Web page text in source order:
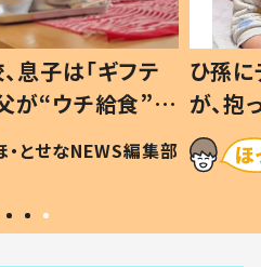
息子は「ギフテ
が“ウチ給食”を
とは #令和の親
・とせなNEWS編集部
ひ孫
が、
「涙が
い」